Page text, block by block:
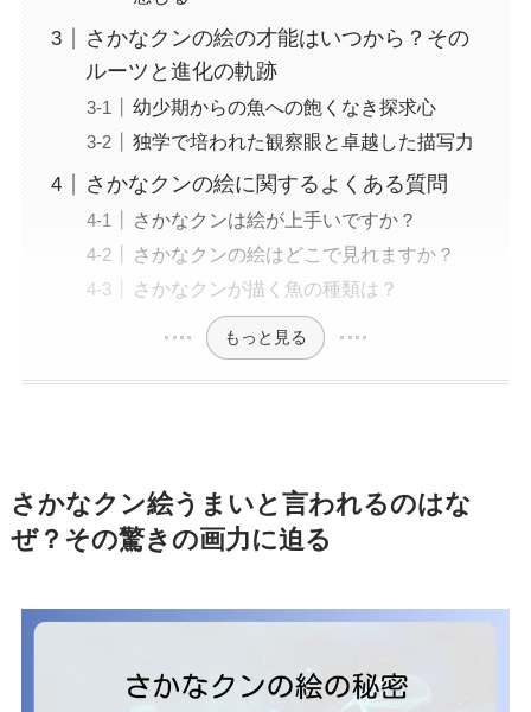
さかなクンの絵の才能はいつから？その
ルーツと進化の軌跡
幼少期からの魚への飽くなき探求心
独学で培われた観察眼と卓越した描写力
さかなクンの絵に関するよくある質問
さかなクンは絵が上手いですか？
さかなクンの絵はどこで見れますか？
さかなクンが描く魚の種類は？
もっと見る
さかなクン絵うまいと言われるのはな
ぜ？その驚きの画力に迫る